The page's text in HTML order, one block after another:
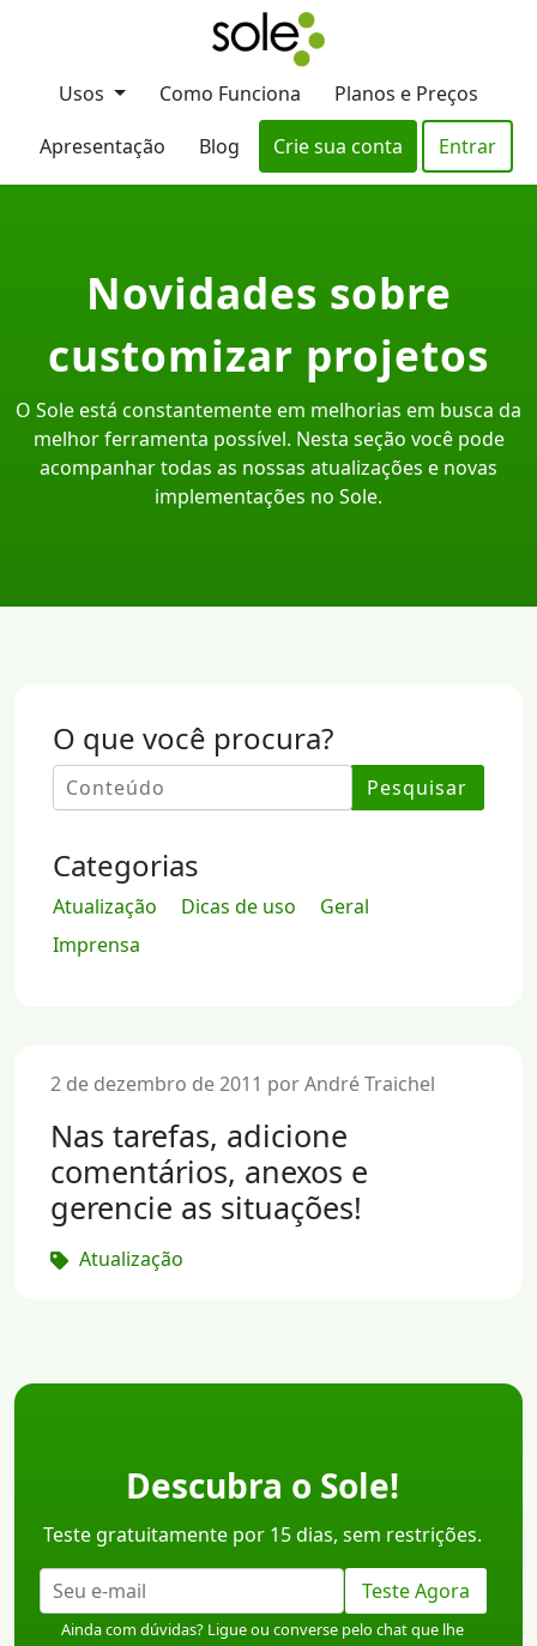
Usos Como Funciona
Planos e Preços
Apresentação
Blog Crie sua conta Entrar
Novidades sobre
customizar projetos
O Sole está constantemente em melhorias em busca da
melhor ferramenta possível. Nesta seção você pode
acompanhar todas as nossas atualizações e novas
implementações no Sole.
O que você procura?
Pesquisar
Categorias
Atualização Dicas de uso
Geral
Imprensa
2 de dezembro de 2011 por André Traichel
Nas tarefas, adicione
comentários, anexos e
gerencie as situações!
Atualização
Descubra o Sole!
Teste gratuitamente por 15 dias, sem restrições.
Teste Agora
Ainda com dúvidas? Ligue ou converse pelo chat que lhe